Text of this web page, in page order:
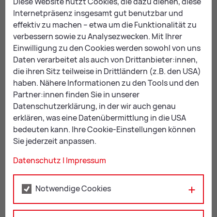
Plakatständer aufstellen: Ansuchen
Schanigarten aufstellen: Ansuchen
Sperrstundenverlängerung: Antrag (Online)
Transparent anbringen: Ansuchen
Veranstaltung durchführen: Ansuchen
Verkaufsstand aufstellen: Ansuchen
Warenständer aufstellen: Ansuchen
Werbungen und Ankündigungen außerhalb
Internetpräsenz insgesamt gut benutzbar und
effektiv zu machen – etwa um die Funktionalität zu
verbessern sowie zu Analysezwecken. Mit Ihrer
Einwilligung zu den Cookies werden sowohl von uns
Daten verarbeitet als auch von Drittanbieter:innen,
die ihren Sitz teilweise in Drittländern (z.B. den USA)
haben. Nähere Informationen zu den Tools und den
Partner:innen finden Sie in unserer
Datenschutzerklärung, in der wir auch genau
erklären, was eine Datenübermittlung in die USA
bedeuten kann. Ihre Cookie-Einstellungen können
Sie jederzeit anpassen.
Datenschutz | Impressum
Notwendige Cookies